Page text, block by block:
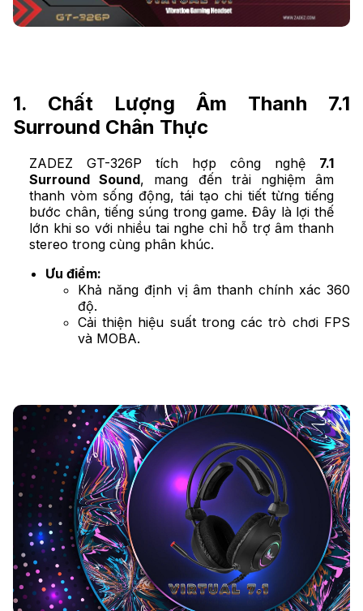
1. Chất Lượng Âm Thanh 7.1
Surround Chân Thực
ZADEZ GT-326P tích hợp công nghệ 7.1
Surround Sound, mang đến trải nghiệm âm
thanh vòm sống động, tái tạo chi tiết từng tiếng
bước chân, tiếng súng trong game. Đây là lợi thế
lớn khi so với nhiều tai nghe chỉ hỗ trợ âm thanh
stereo trong cùng phân khúc.
Ưu điểm:
Khả năng định vị âm thanh chính xác 360
độ.
Cải thiện hiệu suất trong các trò chơi FPS
và MOBA.